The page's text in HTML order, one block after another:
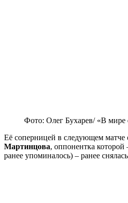
Фото: Олег Бухарев/ «В мире
Её соперницей в следующем матче
Мартинцова, оппонентка
ранее упоминалось) – ранее